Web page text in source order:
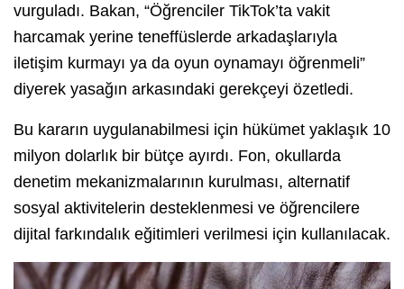
vurguladı. Bakan, “Öğrenciler TikTok’ta vakit
harcamak yerine teneffüslerde arkadaşlarıyla
iletişim kurmayı ya da oyun oynamayı öğrenmeli”
diyerek yasağın arkasındaki gerekçeyi özetledi.
Bu kararın uygulanabilmesi için hükümet yaklaşık 10
milyon dolarlık bir bütçe ayırdı. Fon, okullarda
denetim mekanizmalarının kurulması, alternatif
sosyal aktivitelerin desteklenmesi ve öğrencilere
dijital farkındalık eğitimleri verilmesi için kullanılacak.